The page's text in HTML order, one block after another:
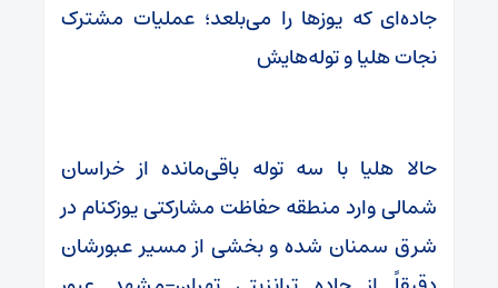
جاده‌ای که یوزها را می‌بلعد؛ عملیات مشترک
نجات هلیا و توله‌هایش
حالا هلیا با سه توله باقی‌مانده از خراسان
شمالی وارد منطقه حفاظت مشارکتی یوزکنام در
شرق سمنان شده و بخشی از مسیر عبورشان